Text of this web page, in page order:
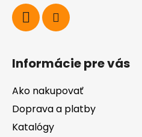
Informácie pre vás
Ako nakupovať
Doprava a platby
Katalógy